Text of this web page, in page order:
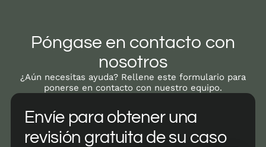
Póngase en contacto con
nosotros
¿Aún necesitas ayuda? Rellene este formulario para
ponerse en contacto con nuestro equipo.
Envíe para obtener una
revisión gratuita de su caso